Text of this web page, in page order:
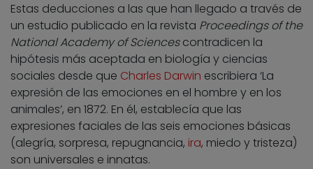
Estas deducciones a las que han llegado a través de
un estudio publicado en la revista Proceedings of the
National Academy of Sciencescontradicen la
hipótesis más aceptada en biología y ciencias
sociales desde que Charles Darwin escribiera ‘La
expresión de las emociones en el hombre y en los
animales’, en 1872. En él, establecía que las
expresiones faciales de las seis emociones básicas
(alegría, sorpresa, repugnancia, ira, miedo y tristeza)
son universales e innatas.